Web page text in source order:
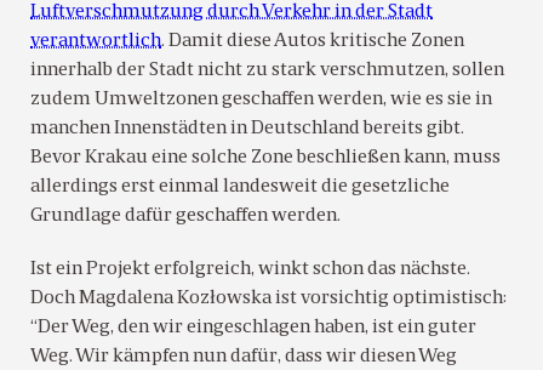
Luftverschmutzung durch Verkehr in der Stadt
verantwortlich. Damit diese Autos kritische Zonen
innerhalb der Stadt nicht zu stark verschmutzen, sollen
zudem Umweltzonen geschaffen werden, wie es sie in
manchen Innenstädten in Deutschland bereits gibt.
Bevor Krakau eine solche Zone beschließen kann, muss
allerdings erst einmal landesweit die gesetzliche
Grundlage dafür geschaffen werden.
Ist ein Projekt erfolgreich, winkt schon das nächste.
Doch Magdalena Kozłowska ist vorsichtig optimistisch:
“Der Weg, den wir eingeschlagen haben, ist ein guter
Weg. Wir kämpfen nun dafür, dass wir diesen Weg